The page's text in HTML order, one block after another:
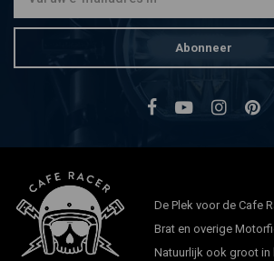
Abonneer
De Plek voor de Cafe
Brat en overige
Natuurlijk ook groot